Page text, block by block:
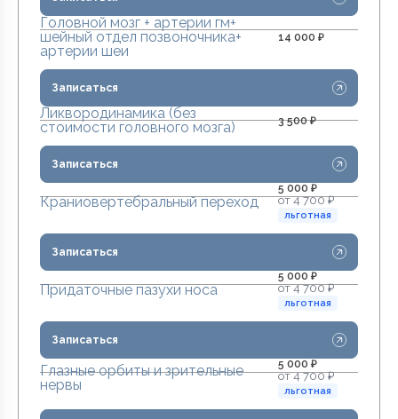
Головной мозг + артерии гм+
шейный отдел позвоночника+
артерии шеи
14 000 ₽
Записаться
Ликвородинамика (без
стоимости головного мозга)
3 500 ₽
Записаться
Краниовертебральный переход
5 000 ₽
от 4 700 ₽
льготная
Записаться
Придаточные пазухи носа
5 000 ₽
от 4 700 ₽
льготная
Записаться
Глазные орбиты и зрительные
нервы
5 000 ₽
от 4 700 ₽
льготная